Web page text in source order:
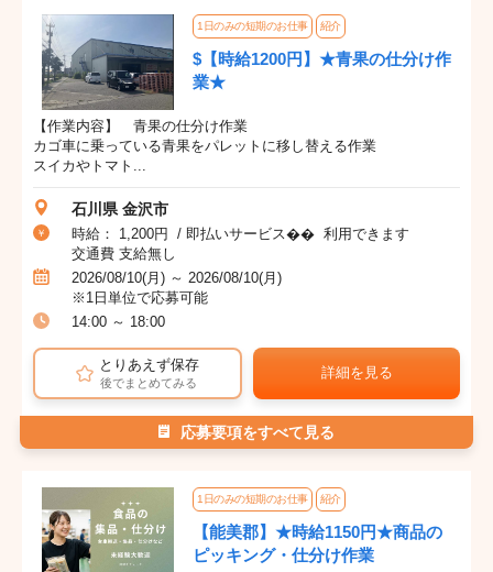
1日のみの短期のお仕事 紹介
$【時給1200円】★青果の仕分け作
業★
【作業内容】 青果の仕分け作業
カゴ車に乗っている青果をパレットに移し替える作業
スイカやトマト...
石川県 金沢市
時給： 1,200円 / 即払いサービス�� 利用できます
交通費 支給無し
2026/08/10(月) ～ 2026/08/10(月)
※1日単位で応募可能
14:00 ～ 18:00
とりあえず保存
後でまとめてみる
詳細を見る
応募要項をすべて見る
1日のみの短期のお仕事 紹介
【能美郡】★時給1150円★商品の
ピッキング・仕分け作業